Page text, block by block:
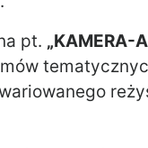
pt. „KAMERA-